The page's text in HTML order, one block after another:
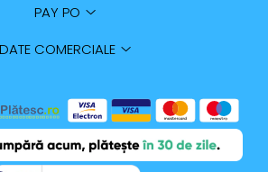
PAY PO
DATE COMERCIALE